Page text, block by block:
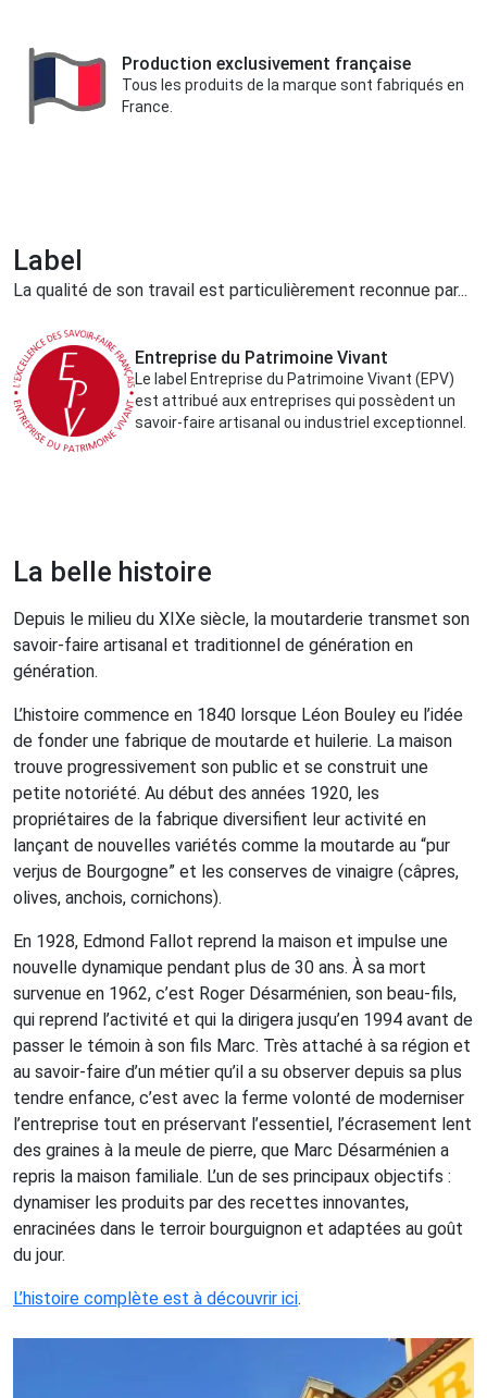
Production exclusivement française
Tous les produits de la marque sont fabriqués en
France.
Label
La qualité de son travail est particulièrement reconnue par...
Entreprise du Patrimoine Vivant
Le label Entreprise du Patrimoine Vivant (EPV)
est attribué aux entreprises qui possèdent un
savoir-faire artisanal ou industriel exceptionnel.
La belle histoire
Depuis le milieu du XIXe siècle, la moutarderie transmet son
savoir-faire artisanal et traditionnel de génération en
génération.
L’histoire commence en 1840 lorsque Léon Bouley eu l’idée
de fonder une fabrique de moutarde et huilerie. La maison
trouve progressivement son public et se construit une
petite notoriété. Au début des années 1920, les
propriétaires de la fabrique diversifient leur activité en
lançant de nouvelles variétés comme la moutarde au “pur
verjus de Bourgogne” et les conserves de vinaigre (câpres,
olives, anchois, cornichons).
En 1928, Edmond Fallot reprend la maison et impulse une
nouvelle dynamique pendant plus de 30 ans. À sa mort
survenue en 1962, c’est Roger Désarménien, son beau-fils,
qui reprend l’activité et qui la dirigera jusqu’en 1994 avant de
passer le témoin à son fils Marc. Très attaché à sa région et
au savoir-faire d’un métier qu’il a su observer depuis sa plus
tendre enfance, c’est avec la ferme volonté de moderniser
l’entreprise tout en préservant l’essentiel, l’écrasement lent
des graines à la meule de pierre, que Marc Désarménien a
repris la maison familiale. L’un de ses principaux objectifs :
dynamiser les produits par des recettes innovantes,
enracinées dans le terroir bourguignon et adaptées au goût
du jour.
L’histoire complète est à découvrir ici.